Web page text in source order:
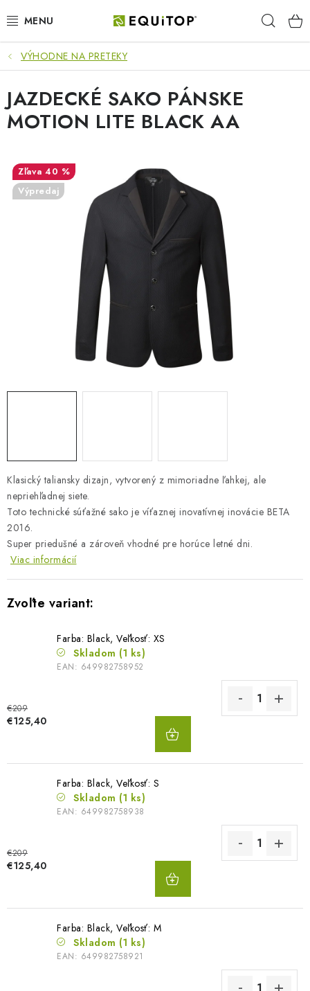
na
JAZDEC
KÔŇ
PONY
STAJŇA
PES
DARČEKOVÉ POUKAZY
Obchodné podmienky
Dodacie podmienky
Podmienky ochrany osobných údajov
Napíšte nám
VÝHODNE NA PRETEKY
Klasický taliansky dizajn, vytvorený z mimoriadne ľahkej, ale
nepriehľadnej siete.
Toto technické súťažné sako je víťaznej inovatívnej inovácie BETA
2016.
Super priedušné a zároveň vhodné pre horúce letné dni.
Viac informácií
Farba: Black, Veľkosť: XS
Skladom (1 ks)
EAN: 649982758952
€209
€125,40
Farba: Black, Veľkosť: S
Skladom (1 ks)
EAN: 649982758938
€209
€125,40
Farba: Black, Veľkosť: M
Skladom (1 ks)
EAN: 649982758921
JAZDECKÉ SAKO PÁNSKE
MOTION LITE BLACK AA
40 %
Výpredaj